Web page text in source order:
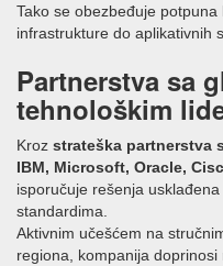
Tako se obezbeđuje
infrastrukture do aplikativnih
Partnerstva sa
tehnološkim
Kroz strateška partnerstva
IBM, Microsoft, Oracle,
isporučuje rešenja
standardima.
Aktivnim učešćem na
regiona, kompanija doprinosi